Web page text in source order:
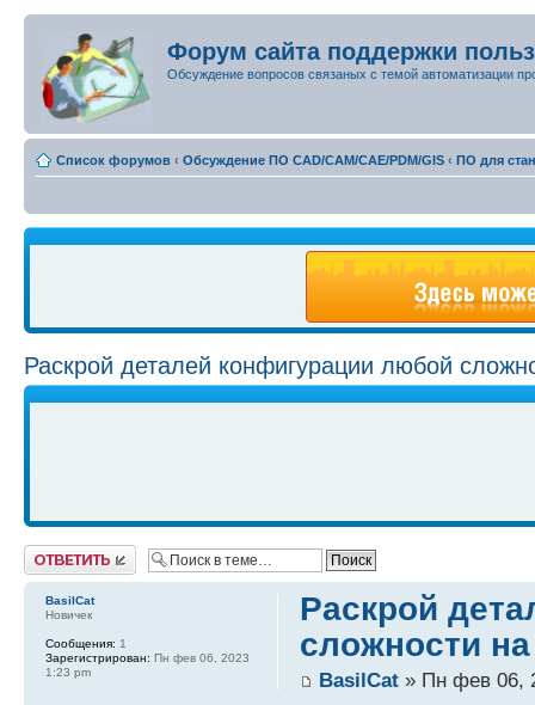
Форум сайта поддержки
Обсуждение вопросов связаных с темой автоматизации
Список форумов ‹ Обсуждение ПО CAD/CAM/CAE/PDM/GIS ‹ ПО для
Раскрой деталей конфигурации любой
Ответить
Раскрой
сложности
BasilCat» Пн фев 06,
BasilCat
Новичек
Сообщения: 1
Зарегистрирован: Пн фев 06, 2023
1:23 pm